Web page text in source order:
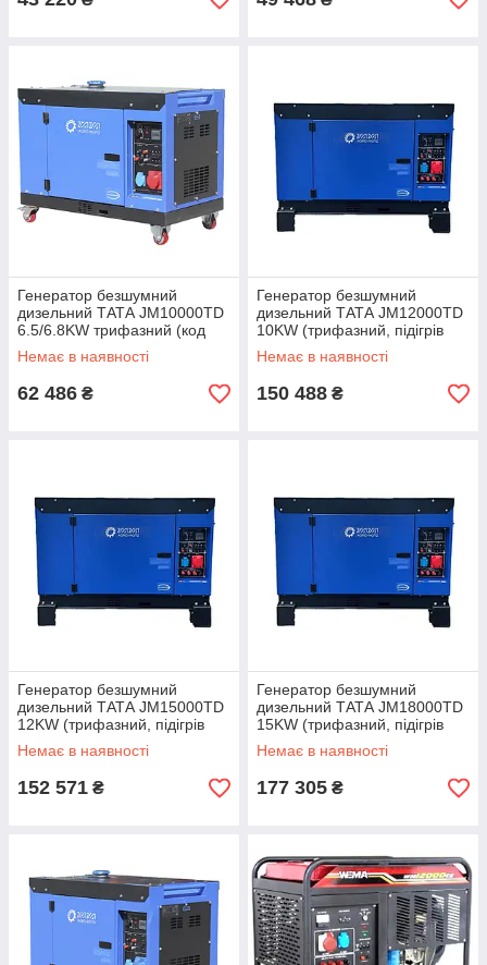
Генератор безшумний
дизельний ТАТА JM10000TD
6.5/6.8KW трифазний (код
53180)
Немає в наявності
62 486 ₴
Генератор безшумний
дизельний ТАТА JM12000TD
10KW (трифазний, підігрів
палива) (код 53181)
Немає в наявності
150 488 ₴
Генератор безшумний
дизельний ТАТА JM15000TD
12KW (трифазний, підігрів
палива) (код 53182)
Немає в наявності
152 571 ₴
Генератор безшумний
дизельний ТАТА JM18000TD
15KW (трифазний, підігрів
палива) (код 53183)
Немає в наявності
177 305 ₴